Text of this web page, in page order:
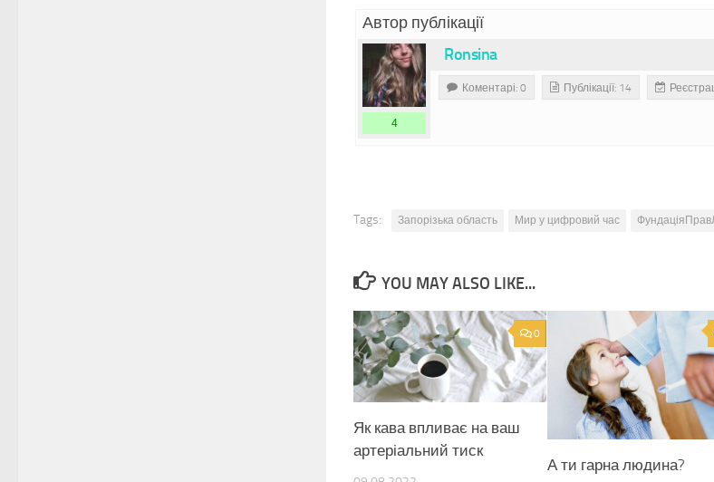
Автор публікації
Ronsina
4
Коментарі: 0 Публікації: 14
Tags: Запорізька область Мир у цифровий час
YOU MAY ALSO LIKE...
0
Як кава впливає на ваш
артеріальний тиск
А ти гарна людина?